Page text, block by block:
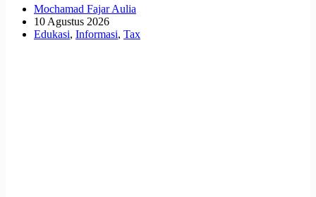
Mochamad Fajar Aulia
10 Agustus 2026
Edukasi, Informasi, Tax